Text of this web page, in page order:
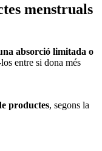
menstruals
absorció limitada o
entre si dona més
productes, segons la